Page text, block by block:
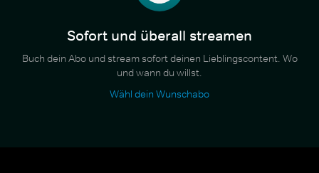
Sofort und überall streamen
Buch dein Abo und stream sofort deinen Lieblingscontent. Wo
und wann du willst.
Wähl dein Wunschabo